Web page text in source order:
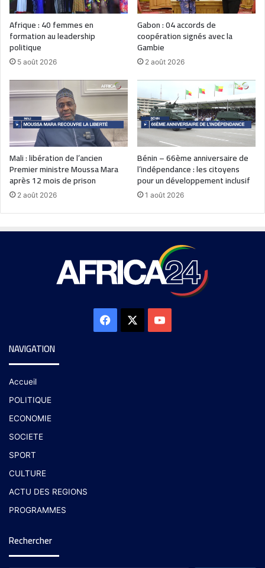
Afrique : 40 femmes en
formation au leadership
politique
5 août 2026
Gabon : 04 accords de
coopération signés avec la
Gambie
2 août 2026
Mali : libération de l’ancien
Premier ministre Moussa Mara
après 12 mois de prison
2 août 2026
Bénin – 66ème anniversaire de
l’indépendance : les citoyens
pour un développement inclusif
1 août 2026
NAVIGATION
Accueil
POLITIQUE
ECONOMIE
SOCIETE
SPORT
CULTURE
ACTU DES REGIONS
PROGRAMMES
Rechercher